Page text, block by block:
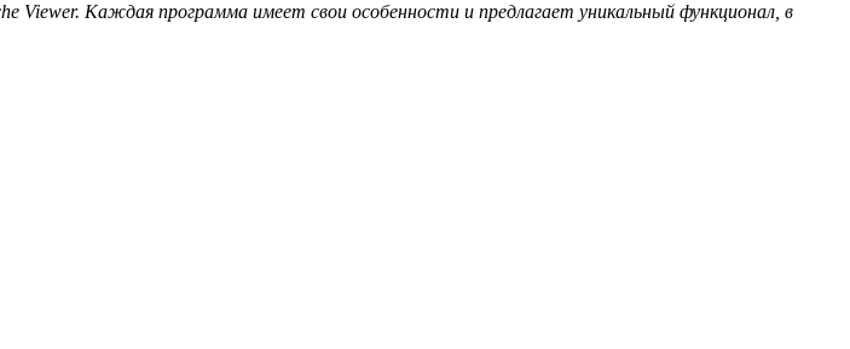
Viewer. Каждая программа имеет свои особенности и предлагает уникальный функционал, в